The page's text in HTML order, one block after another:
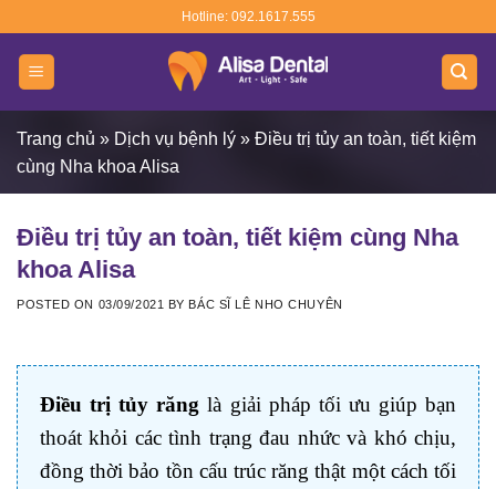
content
Hotline: 092.1617.555
Trang chủ » Dịch vụ bệnh lý » Điều trị tủy an toàn, tiết kiệm
cùng Nha khoa Alisa
Điều trị tủy an toàn, tiết kiệm cùng Nha
khoa Alisa
POSTED ON 03/09/2021 BY BÁC SĨ LÊ NHO CHUYÊN
Điều trị tủy răng là giải pháp tối ưu giúp bạn
thoát khỏi các tình trạng đau nhức và khó chịu,
đồng thời bảo tồn cấu trúc răng thật một cách tối